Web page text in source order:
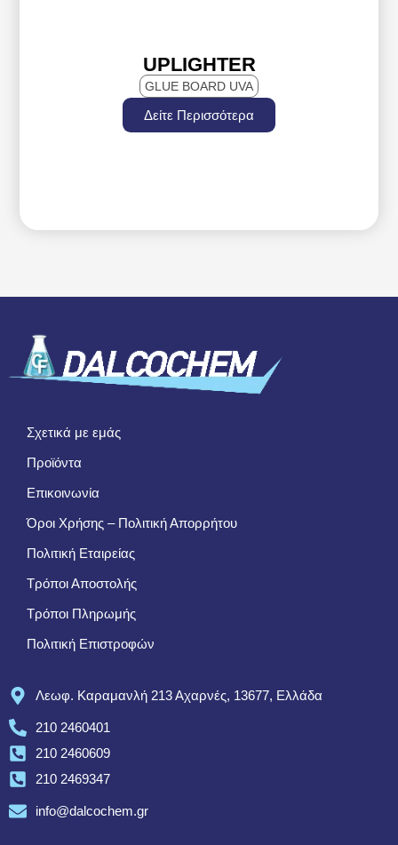
UPLIGHTER
GLUE BOARD UVA
Δείτε Περισσότερα
Σχετικά με εμάς
Προϊόντα
Επικοινωνία
Όροι Χρήσης – Πολιτική Απορρήτου
Πολιτική Εταιρείας
Τρόποι Αποστολής
Τρόποι Πληρωμής
Πολιτική Επιστροφών
Λεωφ. Καραμανλή 213 Αχαρνές, 13677, Ελλάδα
210 2460401
210 2460609
210 2469347
info@dalcochem.gr